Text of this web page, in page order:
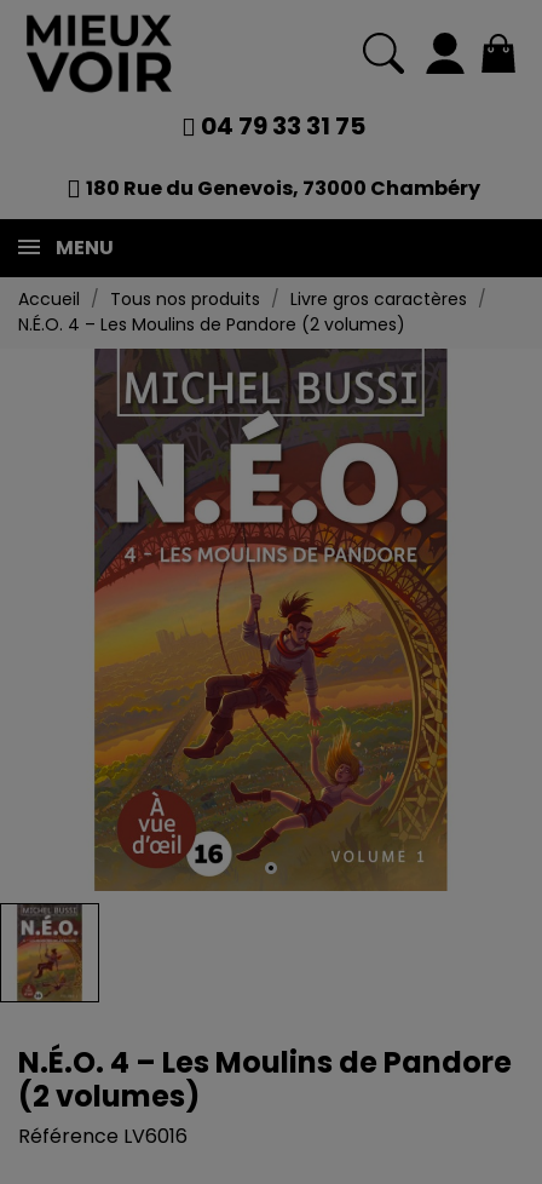
04 79 33 31 75
180 Rue du Genevois, 73000 Chambéry
MENU
Accueil Tous nos produits
Livre gros caractères
N.É.O. 4 – Les Moulins de Pandore (2 volumes)
N.É.O. 4 – Les Moulins de Pandore
(2 volumes)
Référence LV6016